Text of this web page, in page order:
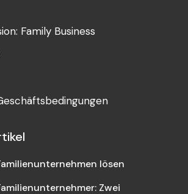
Family Business
lösen
Zwei